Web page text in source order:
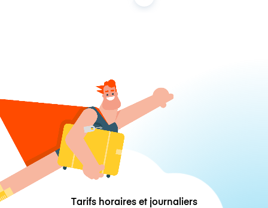
Tarifs horaires et journaliers